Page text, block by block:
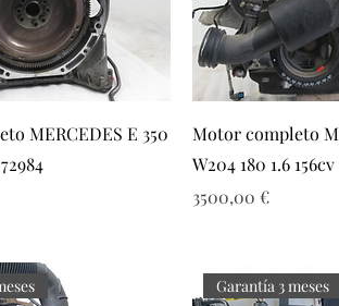
MERCEDES E 350
Motor completo
W204 180 1.6 156cv
Precio
3500,00 €
Garantía 3 meses